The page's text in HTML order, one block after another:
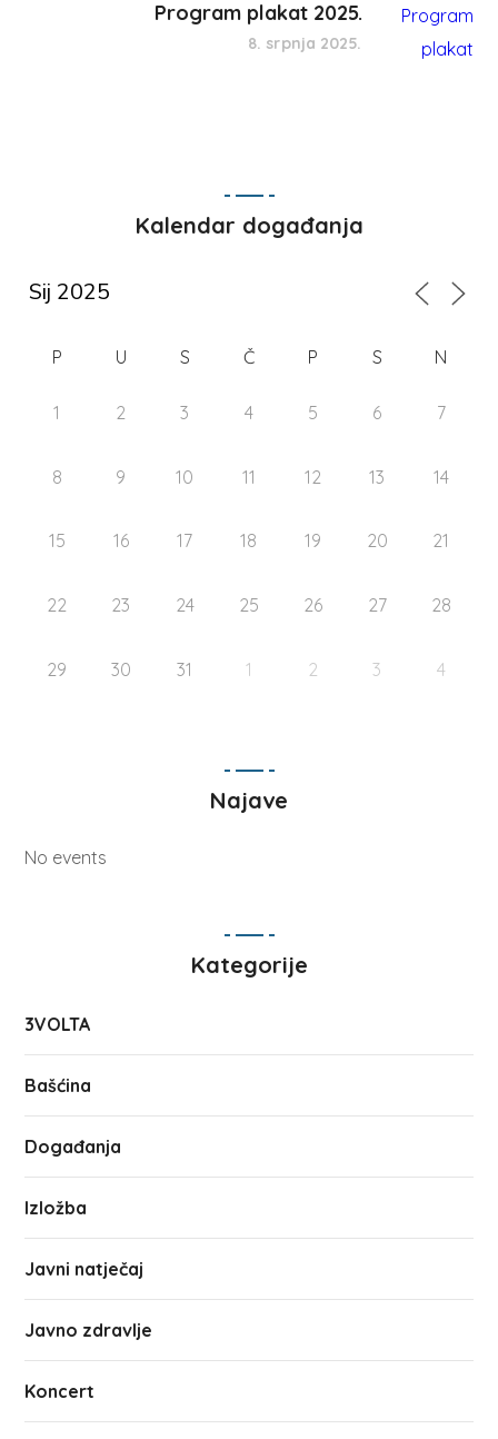
Program plakat 2025.
8. srpnja 2025.
Kalendar događanja
P U S Č P S N
1 2 3 4 5 6 7
8 9 10 11 12 13 14
15 16 17 18 19 20 21
22 23 24 25 26 27 28
29 30 31 1 2 3 4
Najave
No events
Kategorije
3VOLTA
Bašćina
Događanja
Izložba
Javni natječaj
Javno zdravlje
Koncert